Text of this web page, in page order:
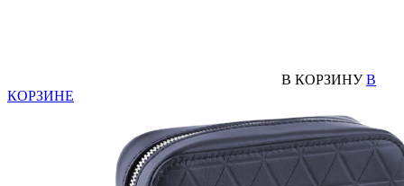
В КОРЗИНУ В
КОРЗИНЕ